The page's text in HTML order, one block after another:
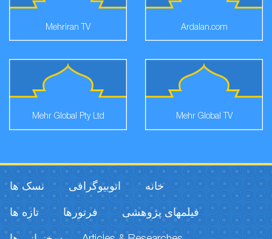
Ardalan.com
Mehriran TV
Mehr Global TV
Mehr Global Pty Ltd
خانه اتوبیوگرافی نسک ها
فیلمهای پژوهشی فرتورها تازه ها